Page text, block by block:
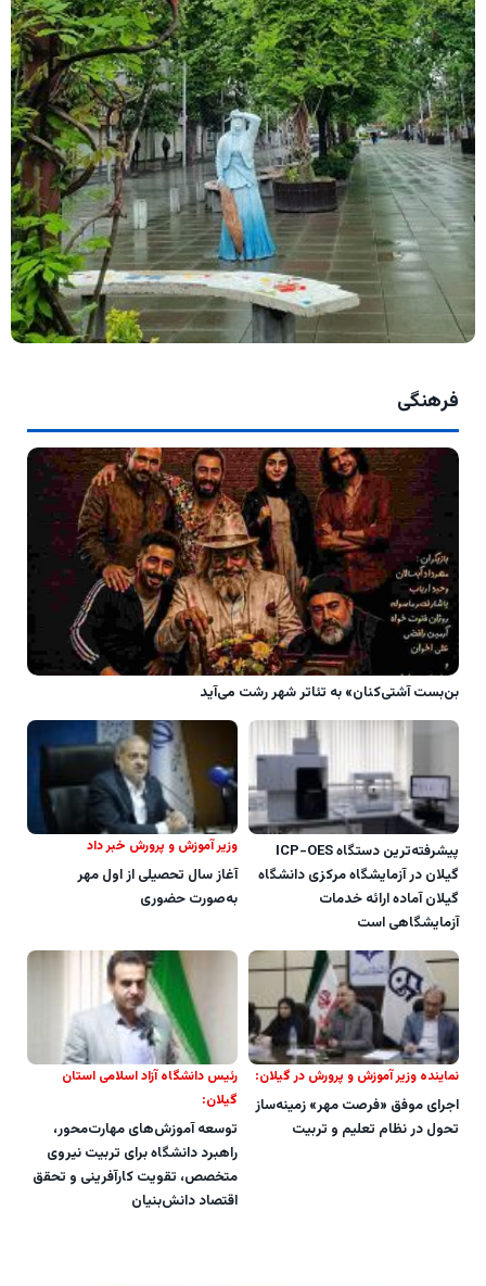
فرهنگی
بن‌بست آشتی‌کنان» به تئاتر شهر رشت می‌آید
پیشرفته‌ترین دستگاه ICP-OES
گیلان در آزمایشگاه مرکزی دانشگاه
گیلان آماده ارائه خدمات
آزمایشگاهی است
وزیر آموزش و پرورش خبر داد
آغاز سال تحصیلی از اول مهر
به‌صورت حضوری
نماینده وزیر آموزش و پرورش در گیلان:
اجرای موفق «فرصت مهر» زمینه‌ساز
تحول در نظام تعلیم و تربیت
رئیس دانشگاه آزاد اسلامی استان
گیلان:
توسعه آموزش‌های مهارت‌محور،
راهبرد دانشگاه برای تربیت نیروی
متخصص، تقویت کارآفرینی و تحقق
اقتصاد دانش‌بنیان